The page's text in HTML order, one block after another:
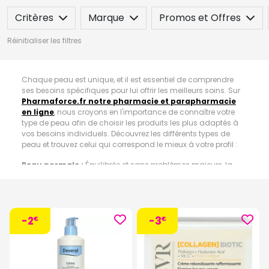
Critères Marque Promos et Offres
Réinitialiser les filtres
Chaque peau est unique, et il est essentiel de comprendre
ses besoins spécifiques pour lui offrir les meilleurs soins. Sur
Pharmaforce.fr notre pharmacie et parapharmacie
en ligne, nous croyons en l'importance de connaître votre
type de peau afin de choisir les produits les plus adaptés à
vos besoins individuels. Découvrez les différents types de
peau et trouvez celui qui correspond le mieux à votre profil :
Peau normale : Équilibrée et sans problèmes majeurs, la
Peau sèche :sujet à la sécheresse et aux tiraillements, la
peau sèche manque de lipides essentiels. Elle peut paraître
terne et rugueuse, et présenter des signes de desquamation.
Les produits hydratants riches en agents nourrissants sont
essentiels pour restaurer le confort et l'éclat de ce type de
-2€ -3€